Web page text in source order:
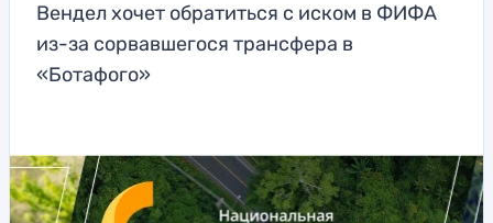
Вендел хочет обратиться с иском в ФИФА
из-за сорвавшегося трансфера в
«Ботафого»